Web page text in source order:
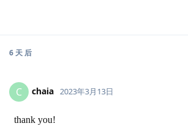
6 天后
C chaia 2023年3月13日
thank you!